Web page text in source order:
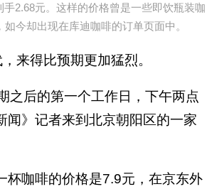
2.68元。这样的价格曾是一些即饮瓶装咖
今却出现在库迪咖啡的订单页面中。
来得比预期更加猛烈。
之后的第一个工作日，下午两点
闻》记者来到北京朝阳区的一家
杯咖啡的价格是7.9元，在京东外